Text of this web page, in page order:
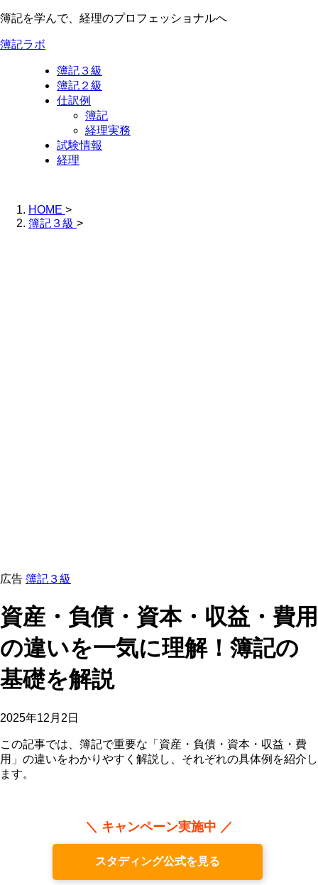
簿記を学んで、経理のプロフェッショナルへ
簿記ラボ
簿記３級
簿記２級
仕訳例
簿記
経理実務
試験情報
経理
HOME >
簿記３級 >
広告 簿記３級
資産・負債・資本・収益・費用
の違いを一気に理解！簿記の
基礎を解説
2025年12月2日
この記事では、簿記で重要な「資産・負債・資本・収益・費
用」の違いをわかりやすく解説し、それぞれの具体例を紹介し
ます。
＼ キャンペーン実施中 ／
スタディング公式を見る